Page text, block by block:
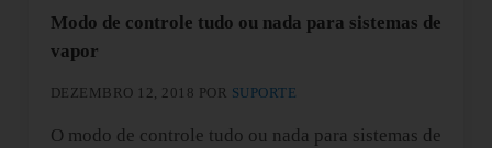
Modo de controle tudo ou nada para sistemas de
vapor
DEZEMBRO 12, 2018 POR SUPORTE
O modo de controle tudo ou nada para sistemas de